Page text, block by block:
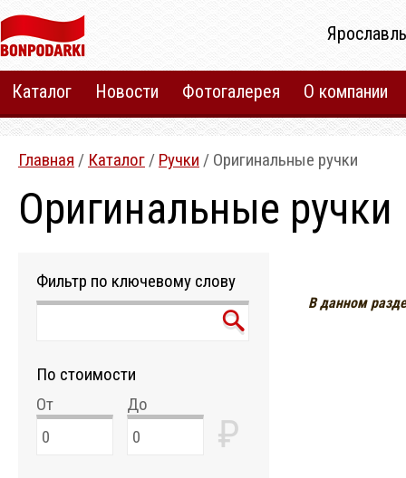
Каталог Новости Фотогалерея О компании
Главная / Каталог / Ручки / Оригинальные ручки
Оригинальные ручки
Фильтр по ключевому слову
По стоимости
От
До
₽
В данном